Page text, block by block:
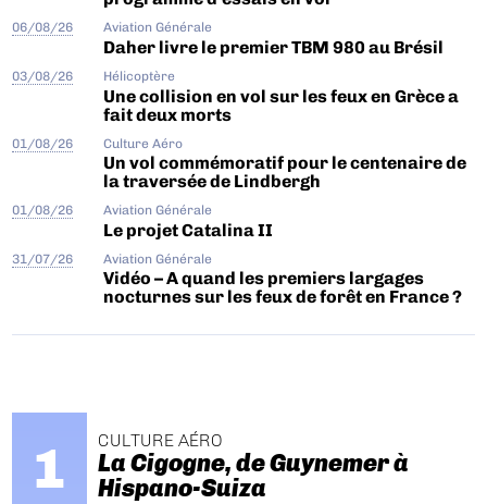
06/08/26 Aviation Générale
Daher livre le premier TBM 980 au Brésil
03/08/26 Hélicoptère
Une collision en vol sur les feux en Grèce a
fait deux morts
01/08/26 Culture Aéro
Un vol commémoratif pour le centenaire de
la traversée de Lindbergh
01/08/26 Aviation Générale
Le projet Catalina II
31/07/26 Aviation Générale
Vidéo – A quand les premiers largages
nocturnes sur les feux de forêt en France ?
CULTURE AÉRO
La Cigogne, de Guynemer à
Hispano-Suiza